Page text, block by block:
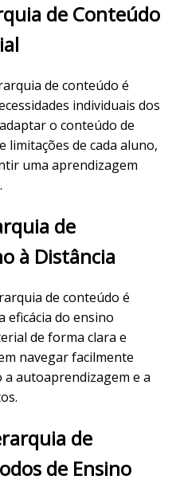
de Conteúdo
de conteúdo é
individuais dos
o conteúdo de
limitações de cada aluno,
uma aprendizagem
de
à Distância
de conteúdo é
do ensino
de forma clara e
navegar facilmente
autoaprendizagem e a
de
de Ensino